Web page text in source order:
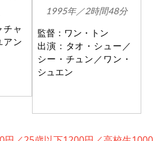
チャ
アン
1995年／2時間48分
監督：ワン・トン
出演：タオ・シュー／
シー・チュン／ワン・
シュエン